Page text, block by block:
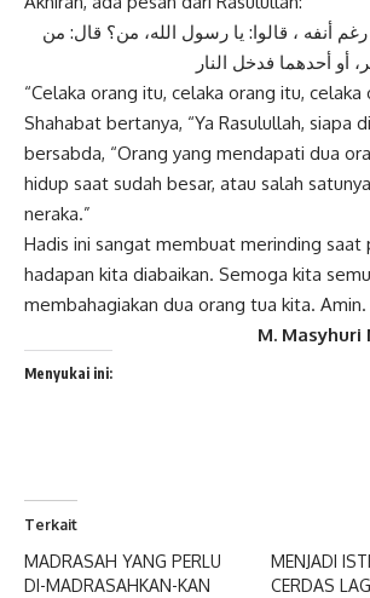
أنفه ، قالوا: يا رسول الله، من؟ قال: من
أو أحدهما فدخل النار
“Celaka orang itu, celaka orang itu, celaka
Shahabat bertanya, “Ya Rasulullah, siapa
bersabda, “Orang yang mendapati dua
hidup saat sudah besar, atau salah
neraka.”
Hadis ini sangat membuat merinding saat
hadapan kita diabaikan. Semoga kita
membahagiakan dua orang tua kita. Amin.
M.
Menyukai ini:
Terkait
MADRASAH YANG PERLU
DI-MADRASAHKAN-KAN
MENJADI
CERDAS